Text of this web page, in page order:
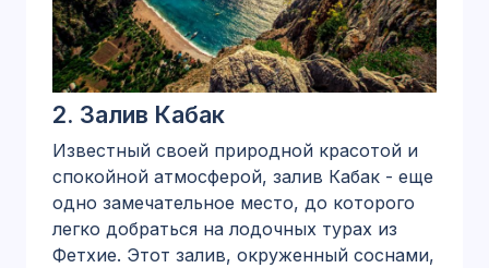
2. Залив Кабак
Известный своей природной красотой и
спокойной атмосферой, залив Кабак - еще
одно замечательное место, до которого
легко добраться на лодочных турах из
Фетхие. Этот залив, окруженный соснами,